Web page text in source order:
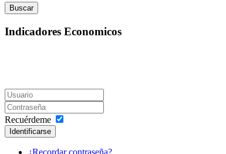
Indicadores Economicos
Recuérdeme
Identificarse
¿Recordar contraseña?